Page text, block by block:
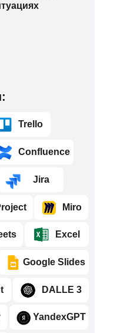
⠀⠀⠀YandexGPT
⠀⠀⠀Google Slides
⠀⠀⠀DALLE 3
⠀⠀⠀Excel
⠀⠀⠀Miro
⠀⠀⠀Jira
⠀⠀⠀Trello